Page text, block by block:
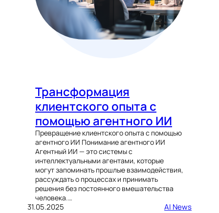
Трансформация
клиентского опыта с
помощью агентного ИИ
Превращение клиентского опыта с помощью
агентного ИИ Понимание агентного ИИ
Агентный ИИ — это системы с
интеллектуальными агентами, которые
могут запоминать прошлые взаимодействия,
рассуждать о процессах и принимать
решения без постоянного вмешательства
человека.…
31.05.2025 AI News